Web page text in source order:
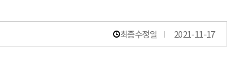
최종수정일 2021-11-17